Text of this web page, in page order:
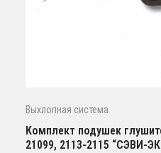
Выхлопная система
Комплект подушек
21099, 2113-2115 “СЭВИ-